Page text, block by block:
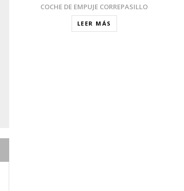
COCHE DE EMPUJE CORREPASILLO
LEER MÁS